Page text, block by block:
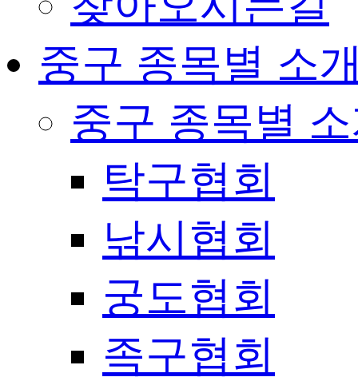
중구 종목별 소
중구 종목별
탁구협회
낚시협회
궁도협회
족구협회